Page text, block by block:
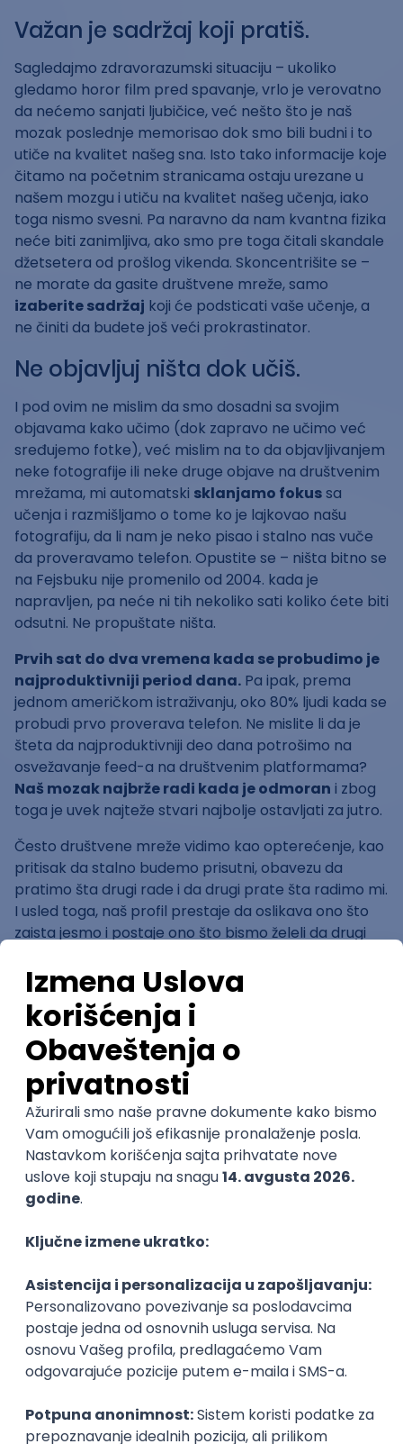
Važan je sadržaj koji pratiš.
Sagledajmo zdravorazumski situaciju – ukoliko
gledamo horor film pred spavanje, vrlo je verovatno
da nećemo sanjati ljubičice, već nešto što je naš
mozak poslednje memorisao dok smo bili budni i to
utiče na kvalitet našeg sna. Isto tako informacije koje
čitamo na početnim stranicama ostaju urezane u
našem mozgu i utiču na kvalitet našeg učenja, iako
toga nismo svesni. Pa naravno da nam kvantna fizika
neće biti zanimljiva, ako smo pre toga čitali skandale
džetsetera od prošlog vikenda. Skoncentrišite se –
ne morate da gasite društvene mreže, samo
izaberite sadržaj koji će podsticati vaše učenje, a
ne činiti da budete još veći prokrastinator.
Ne objavljuj ništa dok učiš.
I pod ovim ne mislim da smo dosadni sa svojim
objavama kako učimo (dok zapravo ne učimo već
sređujemo fotke), već mislim na to da objavljivanjem
neke fotografije ili neke druge objave na društvenim
mrežama, mi automatski sklanjamo fokussa
učenja i razmišljamo o tome ko je lajkovao našu
fotografiju, da li nam je neko pisao i stalno nas vuče
da proveravamo telefon. Opustite se – ništa bitno se
na Fejsbuku nije promenilo od 2004. kada je
napravljen, pa neće ni tih nekoliko sati koliko ćete biti
odsutni. Ne propuštate ništa.
Prvih sat do dva vremena kada se probudimo je
najproduktivniji period dana. Pa ipak, prema
jednom američkom istraživanju, oko 80% ljudi kada se
probudi prvo proverava telefon. Ne mislite li da je
šteta da najproduktivniji deo dana potrošimo na
osvežavanje feed-a na društvenim platformama?
Naš mozak najbrže radi kada je odmoran i zbog
toga je uvek najteže stvari najbolje ostavljati za jutro.
Često društvene mreže vidimo kao opterećenje, kao
pritisak da stalno budemo prisutni, obavezu da
pratimo šta drugi rade i da drugi prate šta radimo mi.
I usled toga, naš profil prestaje da oslikava ono što
zaista jesmo i postaje ono što bismo želeli da drugi
gorke suze studentske su dovoljno stresni sami po
sebi, da bismo dozvoljavali da nam još i društvene
mreže stvaraju pritisak. Na društvenim mrežama
možemo da naučimo strane jezike, učimo nauku koja
nas je oduvek zanimala od početka do kraja,
pohađamo online kurseve, čitamo e-knjige
najzvučnijih svetskih autora, brendiramo svoje ime i
zaradimo novac. Previše je to mogućnosti da bismo,
eto, birali džetset.
Konačno, sada kada su megabajti izbrisali kilometre i
kada smo svi na jedan klik od drugih, informacije su
pretraživali na hiljade bibliotečkih jedinica kako bi
pronalazimo. To njih ne čini manje pametnim od nas.
Nama to samo daje praktičnije alate za rad i mač u
rukama, ali mač sa dve oštrice –samo je na nama
da li ćemo naše megabajte videti kao
pomagače ili ometače tokom studija.